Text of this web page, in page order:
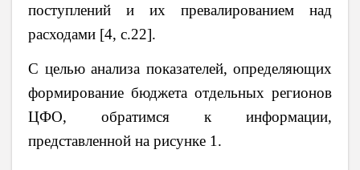
поступлений и их превалированием над
расходами [4, с.22].
С целью анализа показателей, определяющих
формирование бюджета отдельных регионов
ЦФО, обратимся к информации,
представленной на рисунке 1.